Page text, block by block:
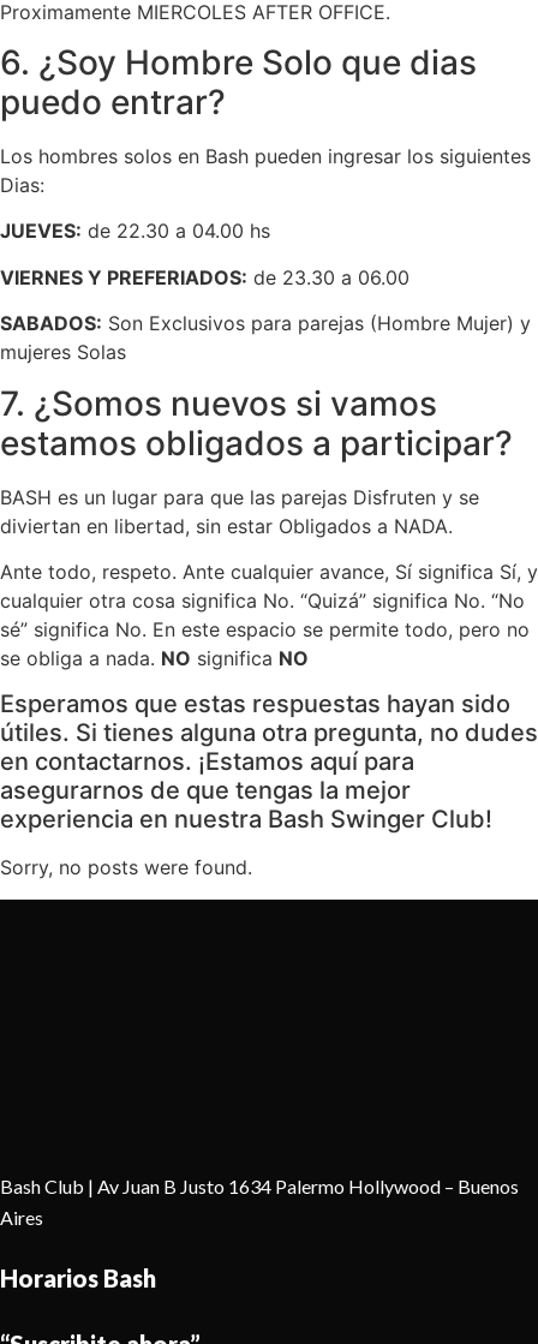
Proximamente MIERCOLES AFTER OFFICE.
6. ¿Soy Hombre Solo que dias
puedo entrar?
Los hombres solos en Bash pueden ingresar los siguientes
Dias:
JUEVES: de 22.30 a 04.00 hs
VIERNES Y PREFERIADOS: de 23.30 a 06.00
SABADOS: Son Exclusivos para parejas (Hombre Mujer) y
mujeres Solas
7. ¿Somos nuevos si vamos
estamos obligados a participar?
BASH es un lugar para que las parejas Disfruten y se
diviertan en libertad, sin estar Obligados a NADA.
Ante todo, respeto. Ante cualquier avance, Sí significa Sí, y
cualquier otra cosa significa No. “Quizá” significa No. “No
sé” significa No. En este espacio se permite todo, pero no
se obliga a nada. NO significa NO
Esperamos que estas respuestas hayan sido
útiles. Si tienes alguna otra pregunta, no dudes
en contactarnos. ¡Estamos aquí para
asegurarnos de que tengas la mejor
experiencia en nuestra Bash Swinger Club!
Sorry, no posts were found.
Bash Club | Av Juan B Justo 1634 Palermo Hollywood – Buenos
Aires
Horarios Bash